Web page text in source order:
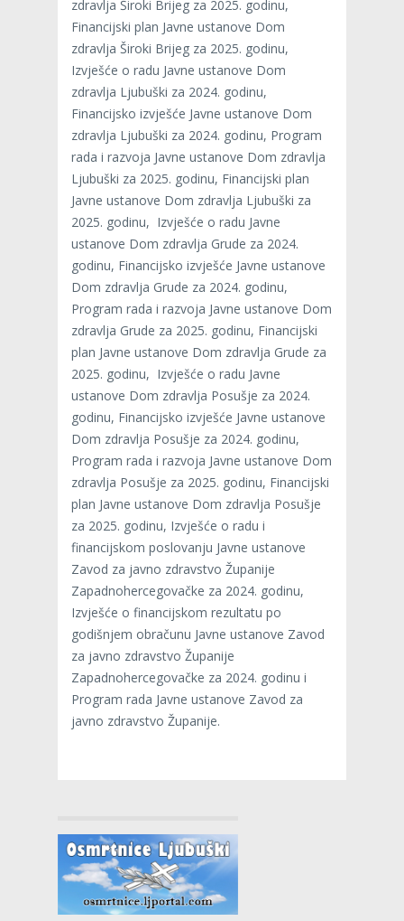
zdravlja Široki Brijeg za 2025. godinu,
Financijski plan Javne ustanove Dom
zdravlja Široki Brijeg za 2025. godinu,
Izvješće o radu Javne ustanove Dom
zdravlja Ljubuški za 2024. godinu,
Financijsko izvješće Javne ustanove Dom
zdravlja Ljubuški za 2024. godinu, Program
rada i razvoja Javne ustanove Dom zdravlja
Ljubuški za 2025. godinu, Financijski plan
Javne ustanove Dom zdravlja Ljubuški za
2025. godinu, Izvješće o radu Javne
ustanove Dom zdravlja Grude za 2024.
godinu, Financijsko izvješće Javne ustanove
Dom zdravlja Grude za 2024. godinu,
Program rada i razvoja Javne ustanove Dom
zdravlja Grude za 2025. godinu, Financijski
plan Javne ustanove Dom zdravlja Grude za
2025. godinu, Izvješće o radu Javne
ustanove Dom zdravlja Posušje za 2024.
godinu, Financijsko izvješće Javne ustanove
Dom zdravlja Posušje za 2024. godinu,
Program rada i razvoja Javne ustanove Dom
zdravlja Posušje za 2025. godinu, Financijski
plan Javne ustanove Dom zdravlja Posušje
za 2025. godinu, Izvješće o radu i
financijskom poslovanju Javne ustanove
Zavod za javno zdravstvo Županije
Zapadnohercegovačke za 2024. godinu,
Izvješće o financijskom rezultatu po
godišnjem obračunu Javne ustanove Zavod
za javno zdravstvo Županije
Zapadnohercegovačke za 2024. godinu i
Program rada Javne ustanove Zavod za
javno zdravstvo Županije.